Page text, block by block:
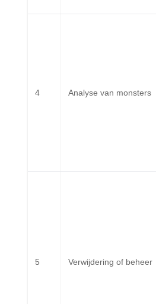
4 Analyse van monsters
5 Verwijdering of beheer